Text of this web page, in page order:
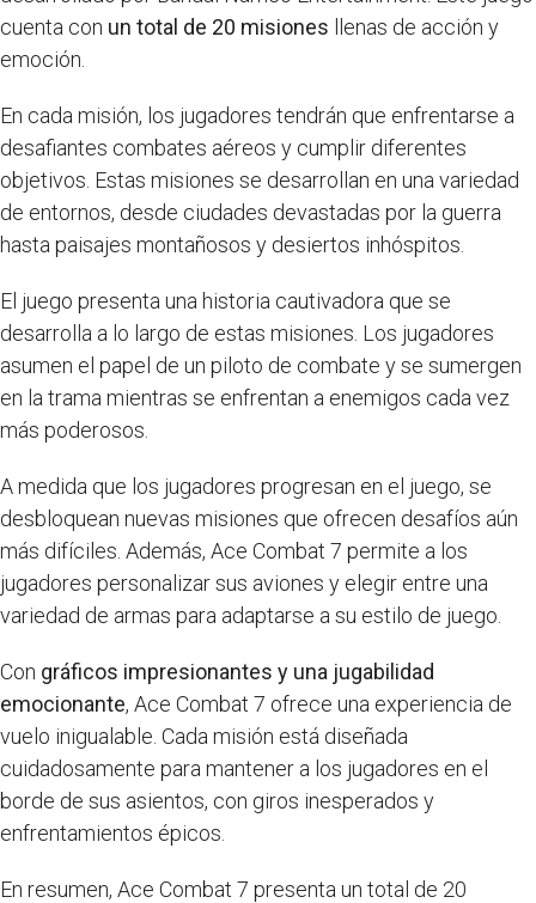
cuenta con un total de 20 misiones llenas de acción y
emoción.
En cada misión, los jugadores tendrán que enfrentarse a
desafiantes combates aéreos y cumplir diferentes
objetivos. Estas misiones se desarrollan en una variedad
de entornos, desde ciudades devastadas por la guerra
hasta paisajes montañosos y desiertos inhóspitos.
El juego presenta una historia cautivadora que se
desarrolla a lo largo de estas misiones. Los jugadores
asumen el papel de un piloto de combate y se sumergen
en la trama mientras se enfrentan a enemigos cada vez
más poderosos.
A medida que los jugadores progresan en el juego, se
desbloquean nuevas misiones que ofrecen desafíos aún
más difíciles. Además, Ace Combat 7 permite a los
jugadores personalizar sus aviones y elegir entre una
variedad de armas para adaptarse a su estilo de juego.
Con gráficos impresionantes y una jugabilidad
emocionante, Ace Combat 7 ofrece una experiencia de
vuelo inigualable. Cada misión está diseñada
cuidadosamente para mantener a los jugadores en el
borde de sus asientos, con giros inesperados y
enfrentamientos épicos.
En resumen, Ace Combat 7 presenta un total de 20